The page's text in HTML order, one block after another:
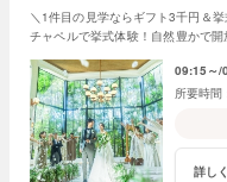
＼1件目の見学ならギフト3千円＆
チャペルで挙式体験！自然豊かで
09:15～
詳し